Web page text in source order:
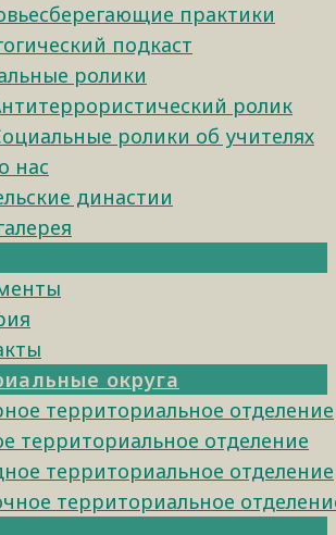
практики
подкаст
ролики
ролик
ролики об учителях
нас
династии
округа
территориальное отделение
территориальное отделение
территориальное отделение
территориальное